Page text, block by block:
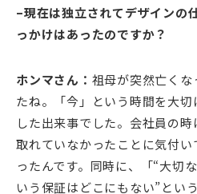
–現在は独立されてデザインの
っかけはあったのですか？
ホンマさん： 祖母が突然亡くな
たね。「今」という時間を大
した出来事でした。会社員の
取れていなかったことに気付
ったんです。同時に、「“大切
いう保証はどこにもない”とい